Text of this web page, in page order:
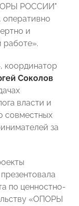
РОССИИ"
оперативно
и
работе».
Соколов
власти и
совместных
за
по ценностно-
«ОПОРЫ